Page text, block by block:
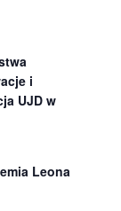
i
UJD w
Leona